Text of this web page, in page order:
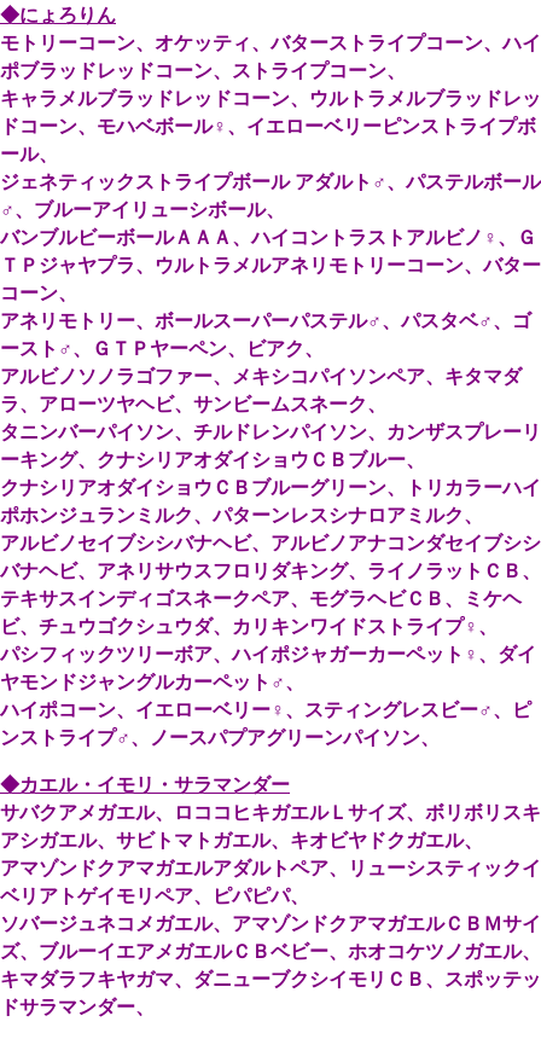
◆にょろりん
モトリーコーン、オケッティ、バターストライプコーン、ハイ
ポブラッドレッドコーン、ストライプコーン、
キャラメルブラッドレッドコーン、ウルトラメルブラッドレッ
ドコーン、モハベボール♀、イエローベリーピンストライプボ
ール、
ジェネティックストライプボール アダルト♂、パステルボール
♂、ブルーアイリューシボール、
バンブルビーボールＡＡＡ、ハイコントラストアルビノ♀、Ｇ
ＴＰジャヤプラ、ウルトラメルアネリモトリーコーン、バター
コーン、
アネリモトリー、ボールスーパーパステル♂、パスタベ♂、ゴ
ースト♂、ＧＴＰヤーペン、ビアク、
アルビノソノラゴファー、メキシコパイソンペア、キタマダ
ラ、アローツヤヘビ、サンビームスネーク、
タニンバーパイソン、チルドレンパイソン、カンザスプレーリ
ーキング、クナシリアオダイショウＣＢブルー、
クナシリアオダイショウＣＢブルーグリーン、トリカラーハイ
ポホンジュランミルク、パターンレスシナロアミルク、
アルビノセイブシシバナヘビ、アルビノアナコンダセイブシシ
バナヘビ、アネリサウスフロリダキング、ライノラットＣＢ、
テキサスインディゴスネークペア、モグラヘビＣＢ、ミケヘ
ビ、チュウゴクシュウダ、カリキンワイドストライプ♀、
パシフィックツリーボア、ハイポジャガーカーペット♀、ダイ
ヤモンドジャングルカーペット♂、
ハイポコーン、イエローベリー♀、スティングレスビー♂、ピ
ンストライプ♂、ノースパプアグリーンパイソン、
◆カエル・イモリ・サラマンダー
サバクアメガエル、ロココヒキガエルＬサイズ、ボリボリスキ
アシガエル、サビトマトガエル、キオビヤドクガエル、
アマゾンドクアマガエルアダルトペア、リューシスティックイ
ベリアトゲイモリペア、ピパピパ、
ソバージュネコメガエル、アマゾンドクアマガエルＣＢＭサイ
ズ、ブルーイエアメガエルＣＢベビー、ホオコケツノガエル、
キマダラフキヤガマ、ダニューブクシイモリＣＢ、スポッテッ
ドサラマンダー、